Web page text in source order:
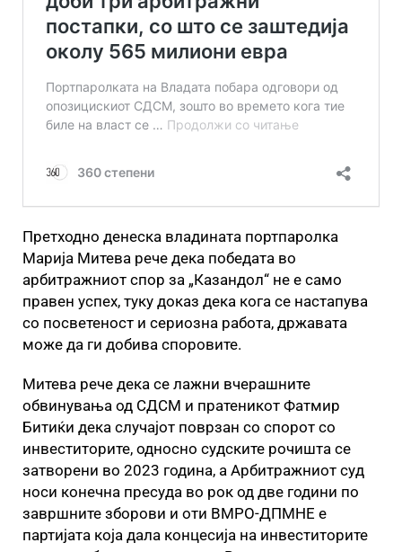
Претходно денеска владината портпаролка
Марија Митева рече дека победата во
арбитражниот спор за „Казандол“ не е само
правен успех, туку доказ дека кога се настапува
со посветеност и сериозна работа, државата
може да ги добива споровите.
Митева рече дека се лажни вчерашните
обвинувања од СДСМ и пратеникот Фатмир
Битиќи дека случајот поврзан со спорот со
инвеститорите, односно судските рочишта се
затворени во 2023 година, а Арбитражниот суд
носи конечна пресуда во рок од две години по
завршните зборови и оти ВМРО-ДПМНЕ е
партијата која дала концесија на инвеститорите